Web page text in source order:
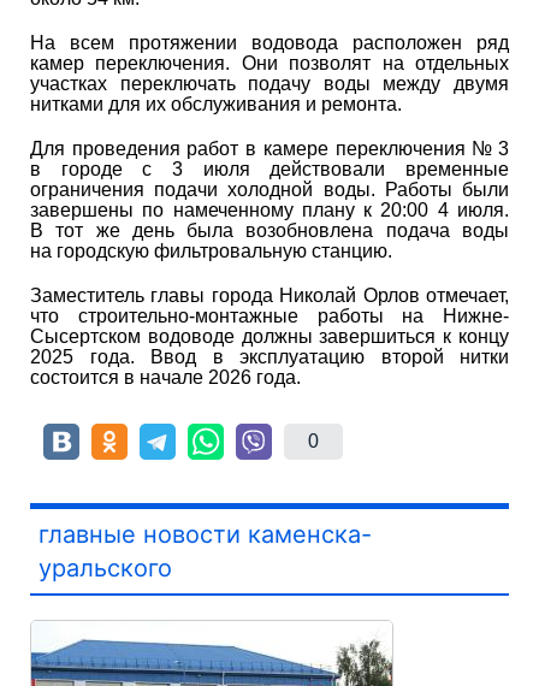
На всем протяжении водовода расположен ряд
камер переключения. Они позволят на отдельных
участках переключать подачу воды между двумя
нитками для их обслуживания и ремонта.
Для проведения работ в камере переключения № 3
в городе с 3 июля действовали временные
ограничения подачи холодной воды. Работы были
завершены по намеченному плану к 20:00 4 июля.
В тот же день была возобновлена подача воды
на городскую фильтровальную станцию.
Заместитель главы города Николай Орлов отмечает,
что строительно-монтажные работы на Нижне-
Сысертском водоводе должны завершиться к концу
2025 года. Ввод в эксплуатацию второй нитки
состоится в начале 2026 года.
0
главные новости каменска-
уральского